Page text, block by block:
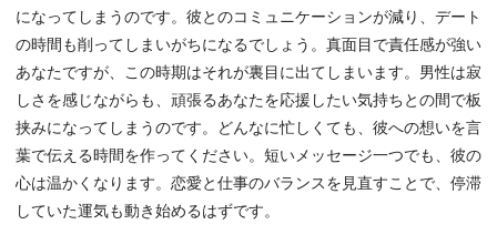
になってしまうのです。彼とのコミュニケーションが減り、デート
の時間も削ってしまいがちになるでしょう。真面目で責任感が強い
あなたですが、この時期はそれが裏目に出てしまいます。男性は寂
しさを感じながらも、頑張るあなたを応援したい気持ちとの間で板
挟みになってしまうのです。どんなに忙しくても、彼への想いを言
葉で伝える時間を作ってください。短いメッセージ一つでも、彼の
心は温かくなります。恋愛と仕事のバランスを見直すことで、停滞
していた運気も動き始めるはずです。